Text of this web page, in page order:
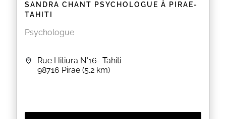
SANDRA CHANT PSYCHOLOGUE À PIRAE-
TAHITI
Psychologue
Rue Hitiura N°16- Tahiti
98716 Pirae (5.2 km)